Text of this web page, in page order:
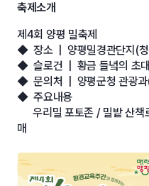
축제소개
제4회 양평 밀축제
◆ 장소 | 양평밀경관단지(
◆ 슬로건 | 황금 들녘의 초대
◆ 문의처 | 양평군청 관광
◆ 주요내용
우리밀 포토존 / 밀밭 산책
매